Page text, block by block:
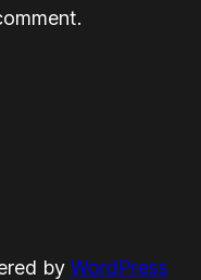
by WordPress